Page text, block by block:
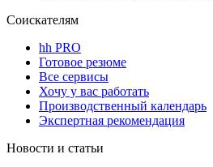
Соискателям
hh PRO
Готовое резюме
Все сервисы
Хочу у вас работать
Производственный календарь
Экспертная рекомендация
Новости и статьи